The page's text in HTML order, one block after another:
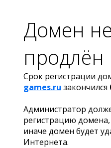
Домен не
продлён
Срок регистрации
games.ru закончился
Администратор
регистрацию домена,
иначе домен будет
Интернета.